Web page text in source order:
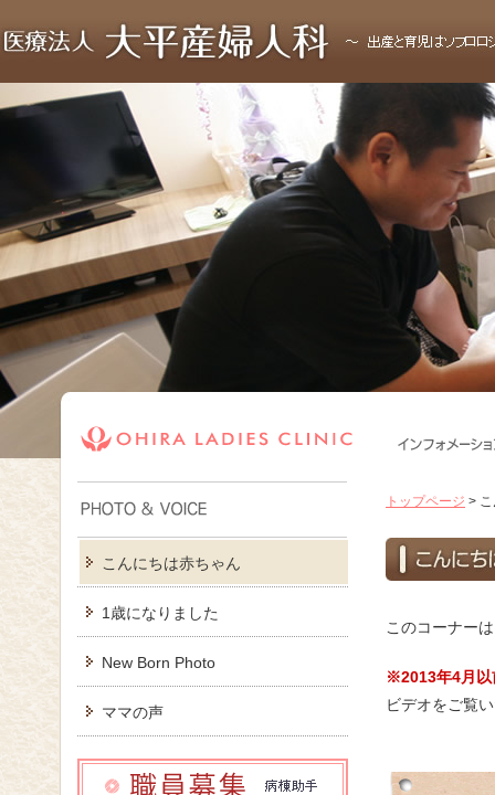
こんにちは赤ちゃん
1歳になりました
New Born Photo
ママの声
トップページ >
このコーナー
※2013年4月以
ビデオをご覧